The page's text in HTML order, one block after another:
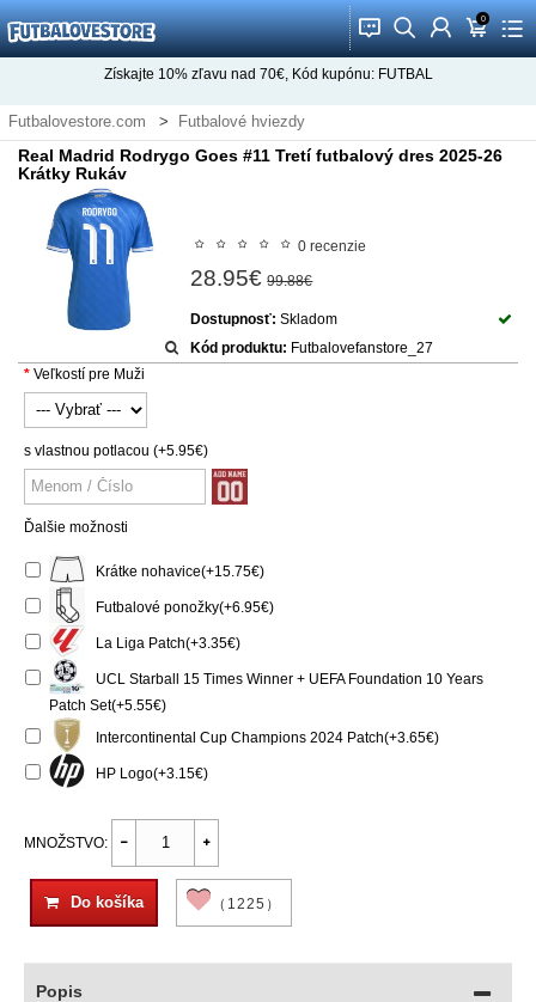
󰂱 󰂨 󰃳 0
󰃦 󰃖
Získajte 10%zľavu nad 70€, Kód kupónu: FUTBAL
Futbalovestore.com
Futbalové hviezdy
Futbalové Dresy Rodrygo Goes
Real Madrid Rodrygo Goes #11 Tretí futbalový dres 2025-26
Krátky Rukáv
0 recenzie
28.95€ 99.88€
Dostupnosť: Skladom
Kód produktu: Futbalovefanstore_27
Veľkostí pre Muži
s vlastnou potlacou (+5.95€)
Ďalšie možnosti
Krátke nohavice(+15.75€)
Futbalové ponožky(+6.95€)
La Liga Patch(+3.35€)
UCL Starball 15 Times Winner + UEFA Foundation 10 Years
Patch Set(+5.55€)
Intercontinental Cup Champions 2024 Patch(+3.65€)
HP Logo(+3.15€)
MNOŽSTVO:
Do košíka （1225）
Popis